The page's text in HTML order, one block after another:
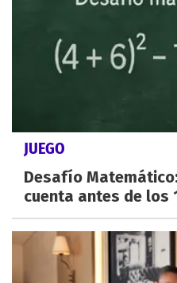
JUEGO
Desafío
cuenta antes de los